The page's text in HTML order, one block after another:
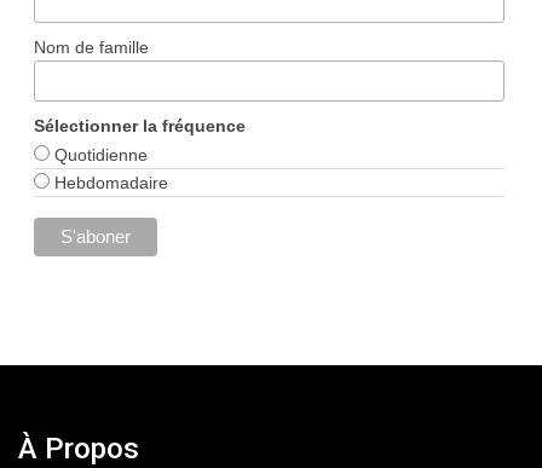
Nom de famille
Sélectionner la fréquence
Quotidienne
Hebdomadaire
À Propos